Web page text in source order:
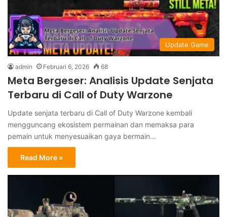
Update Game
admin Februari 6, 2026 68
Meta Bergeser: Analisis Update Senjata
Terbaru di Call of Duty Warzone
Update senjata terbaru di Call of Duty Warzone kembali
mengguncang ekosistem permainan dan memaksa para
pemain untuk menyesuaikan gaya bermain…
Read More »